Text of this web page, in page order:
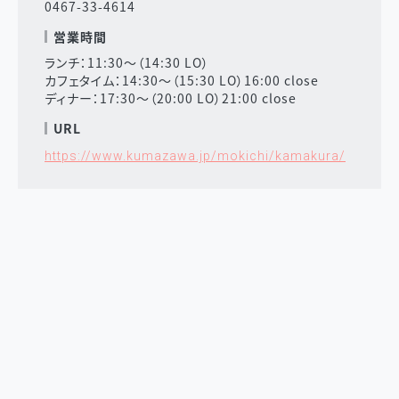
0467-33-4614
営業時間
ランチ：11:30～（14:30 LO）
カフェタイム：14:30～（15:30 LO）16:00 close
ディナー：17:30～（20:00 LO）21:00 close
URL
https://www.kumazawa.jp/mokichi/kamakura/